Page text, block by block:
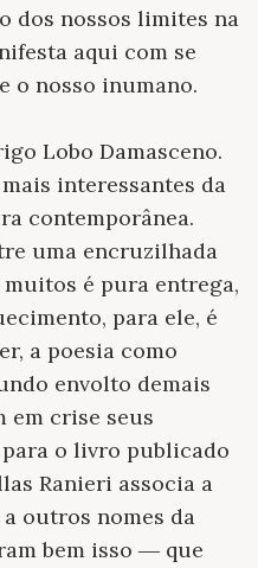
dos nossos limites na
aqui com se
o nosso inumano.
Lobo Damasceno.
interessantes da
contemporânea.
uma encruzilhada
muitos é pura entrega,
para ele, é
a poesia como
envolto demais
em crise seus
o livro publicado
Ranieri associa a
outros nomes da
bem isso ― que